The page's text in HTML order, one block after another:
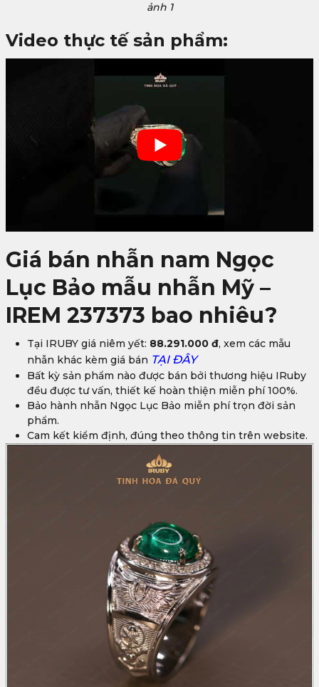
ảnh 1
Video thực tế sản phẩm:
Giá bán nhẫn nam Ngọc
Lục Bảo mẫu nhẫn Mỹ –
IREM 237373 bao nhiêu?
Tại IRUBY giá niêm yết: 88.291.000 đ, xem các mẫu
nhẫn khác kèm giá bán TẠI ĐÂY
Bất kỳ sản phẩm nào được bán bởi thương hiệu IRuby
đều được tư vấn, thiết kế hoàn thiện miễn phí 100%.
Bảo hành nhẫn Ngọc Lục Bảo miễn phí trọn đời sản
phẩm.
Cam kết kiểm định, đúng theo thông tin trên website.